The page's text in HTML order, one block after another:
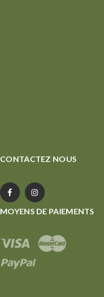
CONTACTEZ NOUS
MOYENS DE PAIEMENTS